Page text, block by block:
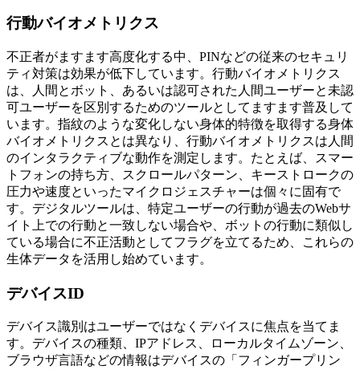
行動バイオメトリクス
不正者がますます高度化する中、PINなどの従来のセキュリ
ティ対策は効果が低下しています。行動バイオメトリクス
は、人間とボット、あるいは認可された人間ユーザーと未認
可ユーザーを区別するためのツールとしてますます普及して
います。指紋のような変化しない身体的特徴を取得する身体
バイオメトリクスとは異なり、行動バイオメトリクスは人間
のインタラクティブな動作を測定します。たとえば、スマー
トフォンの持ち方、スクロールパターン、キーストロークの
圧力や速度といったマイクロジェスチャーは個々に固有で
す。デジタルツールは、特定ユーザーの行動が過去のWebサ
イト上での行動と一致しない場合や、ボットの行動に類似し
ている場合に不正活動としてフラグを立てるため、これらの
生体データを活用し始めています。
デバイスID
デバイス識別はユーザーではなくデバイスに焦点を当てま
す。デバイスの種類、IPアドレス、ローカルタイムゾーン、
ブラウザ言語などの情報はデバイスの「フィンガープリン